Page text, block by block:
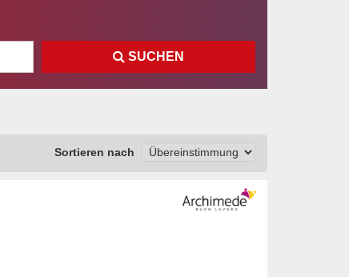
SUCHEN
Sortieren nach